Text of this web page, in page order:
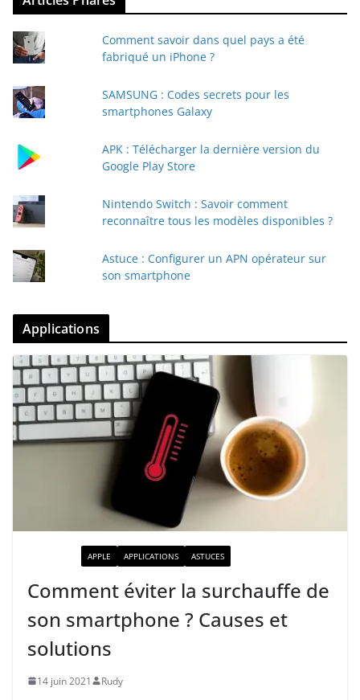
Comment savoir dans quel pays a été
fabriqué un iPhone ?
SAMSUNG : Codes secrets pour les
smartphones Galaxy
APK : Télécharger la dernière version du
Google Play Store
Nintendo Switch : Savoir comment
reconnaître tous les modèles disponibles ?
Astuce : Configurer un APN opérateur sur
son smartphone
Applications
APPLE APPLICATIONS ASTUCES
Comment éviter la surchauffe de
son smartphone ? Causes et
solutions
14 juin 2021 Rudy